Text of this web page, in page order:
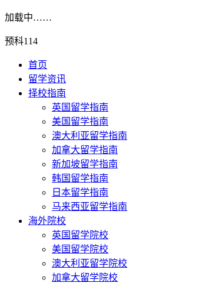
加载中……
预科114
首页
留学资讯
择校指南
英国留学指南
美国留学指南
澳大利亚留学指南
加拿大留学指南
新加坡留学指南
韩国留学指南
日本留学指南
马来西亚留学指南
海外院校
英国留学院校
美国留学院校
澳大利亚留学院校
加拿大留学院校